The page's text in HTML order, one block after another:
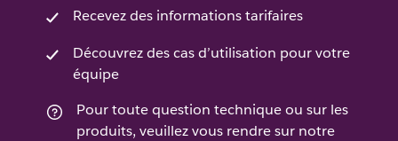
Recevez des informations tarifaires
Découvrez des cas d’utilisation pour votre
équipe
Pour toute question technique ou sur les
produits, veuillez vous rendre sur notre